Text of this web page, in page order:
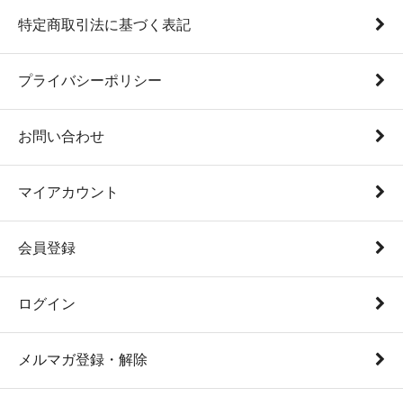
特定商取引法に基づく表記
プライバシーポリシー
お問い合わせ
マイアカウント
会員登録
ログイン
メルマガ登録・解除